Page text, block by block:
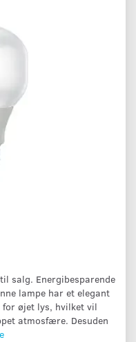
salg. Energibesparende
lampe har et elegant
øjet lys, hvilket vil
atmosfære. Desuden